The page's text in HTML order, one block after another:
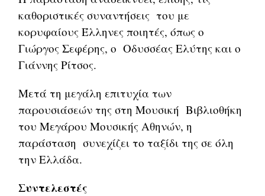
καθοριστικές συναντήσεις του με
κορυφαίους Έλληνες ποιητές, όπως ο
Γιώργος Σεφέρης, ο Οδυσσέας Ελύτης και ο
Γιάννης Ρίτσος.
Μετά τη μεγάλη επιτυχία των
παρουσιάσεών της στη Μουσική Βιβλιοθήκη
του Μεγάρου Μουσικής Αθηνών, η
παράσταση συνεχίζει το ταξίδι της σε όλη
την Ελλάδα.
Συντελεστές